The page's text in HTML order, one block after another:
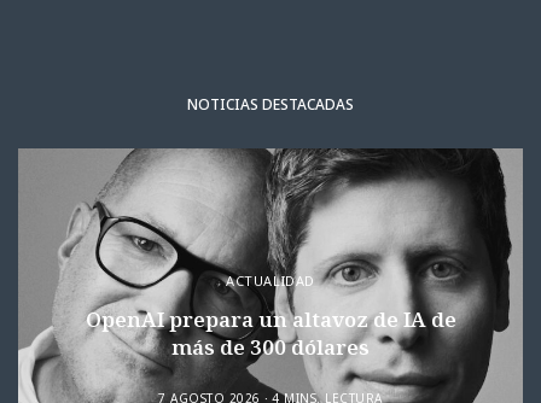
NOTICIAS DESTACADAS
ACTUALIDAD
OpenAI prepara un altavoz de IA de
más de 300 dólares
7 AGOSTO 2026 4 MINS. LECTURA